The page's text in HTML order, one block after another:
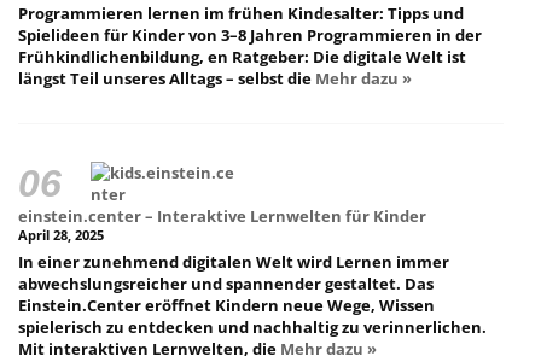
Programmieren lernen im frühen Kindesalter: Tipps und
Spielideen für Kinder von 3–8 Jahren Programmieren in der
Frühkindlichenbildung, en Ratgeber: Die digitale Welt ist
längst Teil unseres Alltags – selbst die Mehr dazu »
einstein.center – Interaktive Lernwelten für Kinder
April 28, 2025
In einer zunehmend digitalen Welt wird Lernen immer
abwechslungsreicher und spannender gestaltet. Das
Einstein.Center eröffnet Kindern neue Wege, Wissen
spielerisch zu entdecken und nachhaltig zu verinnerlichen.
Mit interaktiven Lernwelten, die Mehr dazu »